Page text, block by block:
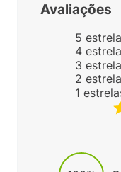
Avaliações
5
4
3
2
1